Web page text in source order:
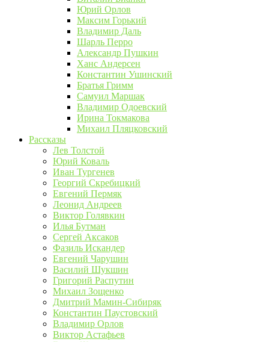
Юрий Орлов
Максим Горький
Владимир Даль
Шарль Перро
Александр Пушкин
Ханс Андерсен
Константин Ушинский
Братья Гримм
Самуил Маршак
Владимир Одоевский
Ирина Токмакова
Михаил Пляцковский
Рассказы
Лев Толстой
Юрий Коваль
Иван Тургенев
Георгий Скребицкий
Евгений Пермяк
Леонид Андреев
Виктор Голявкин
Илья Бутман
Сергей Аксаков
Фазиль Искандер
Евгений Чарушин
Василий Шукшин
Григорий Распутин
Михаил Зощенко
Дмитрий Мамин-Сибиряк
Константин Паустовский
Владимир Орлов
Виктор Астафьев